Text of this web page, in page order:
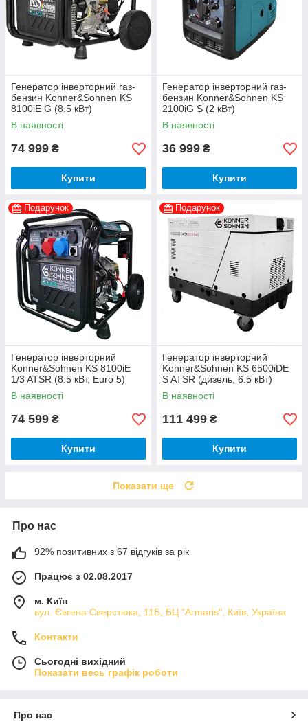
Генератор інверторний газ-
бензин Konner&Sohnen KS
8100iE G (8.5 кВт)
В наявності
74 999 ₴
Купити
Генератор інверторний газ-
бензин Konner&Sohnen KS
2100iG S (2 кВт)
В наявності
36 999 ₴
Купити
Подарунок
Генератор інверторний
Konner&Sohnen KS 8100iE
1/3 ATSR (8.5 кВт, Euro 5)
В наявності
74 599 ₴
Купити
Подарунок
Генератор інверторний
Konner&Sohnen KS 6500iDE
S ATSR (дизель, 6.5 кВт)
В наявності
111 499 ₴
Купити
Показати ще
Про нас
92% позитивних з 67 відгуків за рік
Працює з 02.08.2017
м. Київ
вул. Євгена Сверстюка, 11Б, БЦ "Armaris", Київ, Україна
Контакти
Сьогодні вихідний
Показати весь графік роботи
Про нас